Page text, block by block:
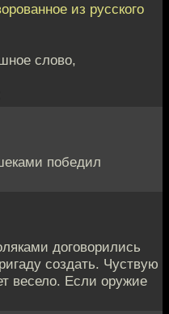
из русского
слово,
победил
договорились
создать. Чуствую
весело. Если оружие